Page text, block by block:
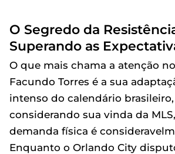
O Segredo da
Superando as
O que mais chama a atenção
Facundo Torres é a sua
intenso do calendário
considerando sua vinda da
demanda física é
Enquanto o Orlando City